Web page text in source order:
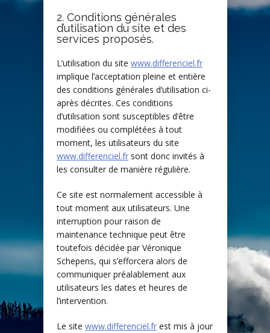
2. Conditions générales
d’utilisation du site et des
services proposés.
L’utilisation du site www.differenciel.fr
implique l’acceptation pleine et entière
des conditions générales d’utilisation ci-
après décrites. Ces conditions
d’utilisation sont susceptibles d’être
modifiées ou complétées à tout
moment, les utilisateurs du site
www.differenciel.fr sont donc invités à
les consulter de manière régulière.
Ce site est normalement accessible à
tout moment aux utilisateurs. Une
interruption pour raison de
maintenance technique peut être
toutefois décidée par Véronique
Schepens, qui s’efforcera alors de
communiquer préalablement aux
utilisateurs les dates et heures de
l’intervention.
Le site www.differenciel.fr est mis à jour